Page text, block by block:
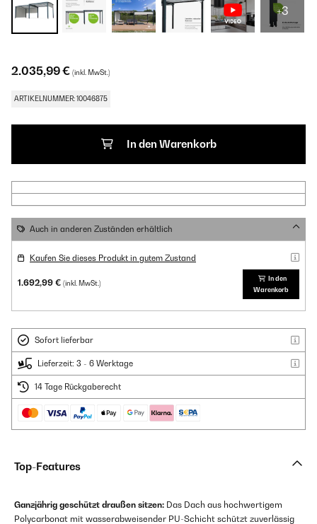
+3
2.035,99 € (inkl. MwSt.)
ARTIKELNUMMER: 10046875
In den Warenkorb
Auch in anderen Zuständen erhältlich
Kaufen Sie dieses Produkt in gutem Zustand
1.692,99 € (inkl. MwSt.)
In den
Warenkorb
Sofort lieferbar
Lieferzeit: 3 - 6 Werktage
14 Tage Rückgaberecht
Top-Features
Ganzjährig geschützt draußen sitzen: Das Dach aus hochwertigem
Polycarbonat mit wasserabweisender PU-Schicht schützt zuverlässig